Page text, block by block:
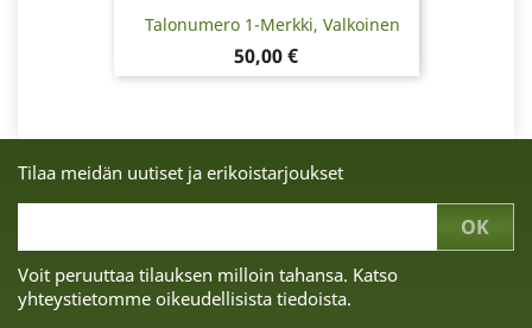
Talonumero 1-Merkki, Valkoinen
Hinta
50,00 €
Tilaa meidän uutiset ja erikoistarjoukset
Voit peruuttaa tilauksen milloin tahansa. Katso
yhteystietomme oikeudellisista tiedoista.